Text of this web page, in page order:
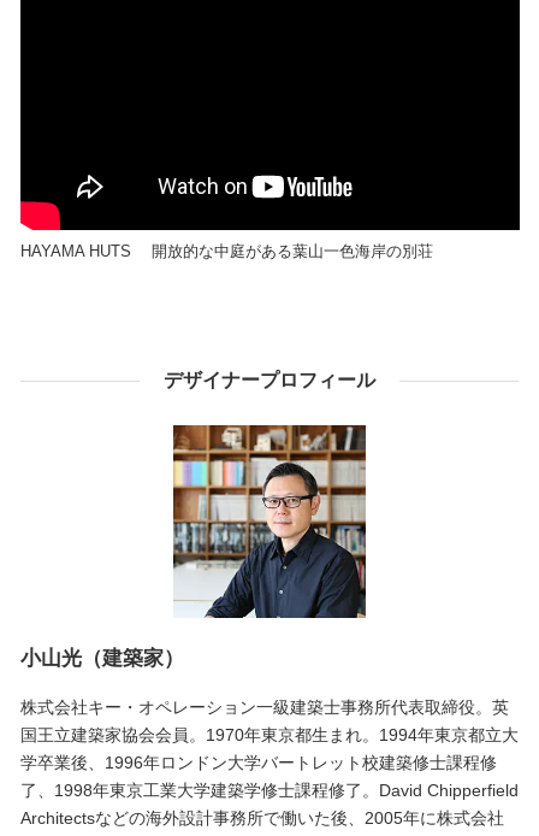
HAYAMA HUTS 開放的な中庭がある葉山一色海岸の別荘
デザイナープロフィール
小山光（建築家）
株式会社キー・オペレーション一級建築士事務所代表取締役。英
国王立建築家協会会員。1970年東京都生まれ。1994年東京都立大
学卒業後、1996年ロンドン大学バートレット校建築修士課程修
了、1998年東京工業大学建築学修士課程修了。David Chipperfield
Architectsなどの海外設計事務所で働いた後、2005年に株式会社